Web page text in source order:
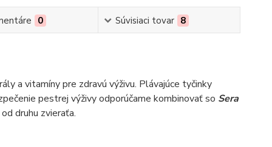
0 Súvisiaci tovar 8
a vitamíny pre zdravú výživu. Plávajúce tyčinky
pestrej výživy odporúčame kombinovať so Sera
druhu zvieraťa.